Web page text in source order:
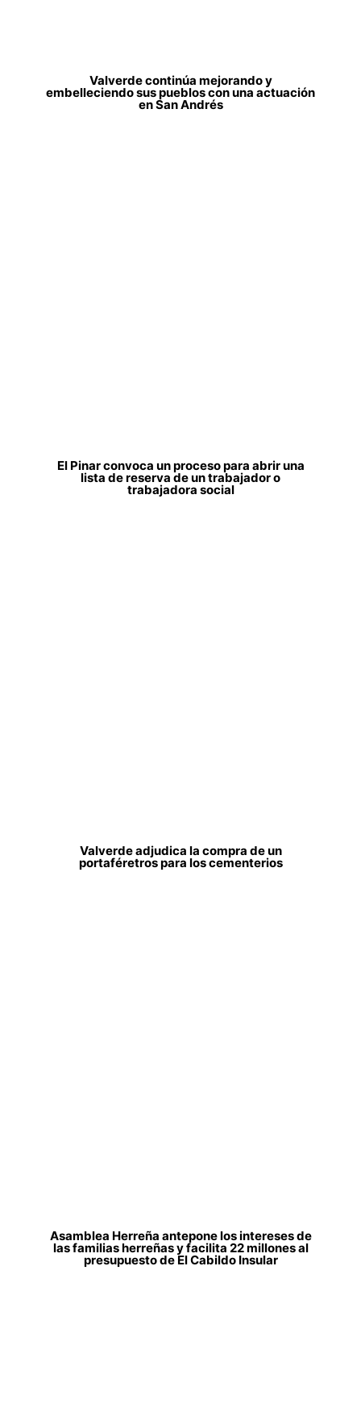
Valverde continúa mejorando y
embelleciendo sus pueblos con una actuación
en San Andrés
El Pinar convoca un proceso para abrir una
lista de reserva de un trabajador o
trabajadora social
Valverde adjudica la compra de un
portaféretros para los cementerios
Asamblea Herreña antepone los intereses de
las familias herreñas y facilita 22 millones al
presupuesto de El Cabildo Insular